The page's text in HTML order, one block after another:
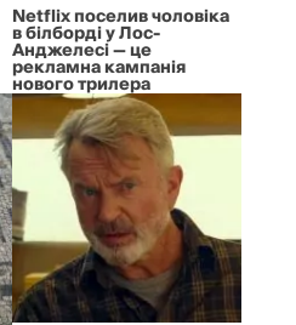
Netflix поселив чоловіка
в білборді у Лос-
Анджелесі — це
рекламна кампанія
нового трилера